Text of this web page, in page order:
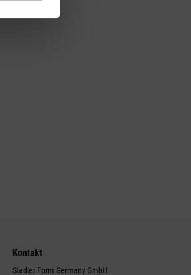
Kontakt
Stadler Form Germany GmbH